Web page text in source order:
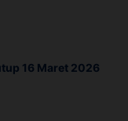
16 Maret 2026